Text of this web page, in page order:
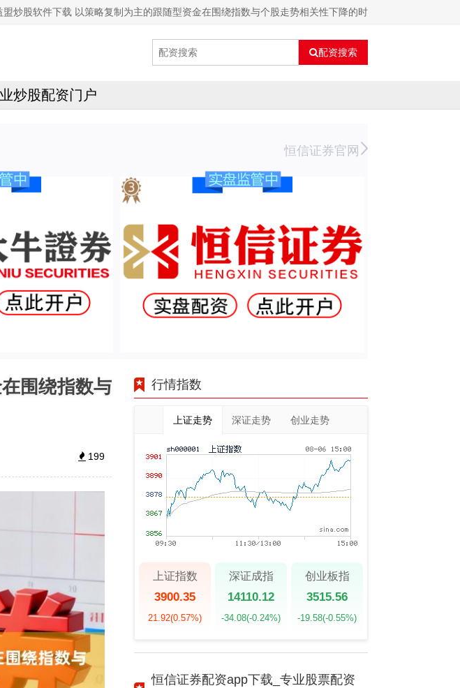
盟炒股软件下载 以策略复制为主的跟随型资金在围绕指数与个股走势相关性下降的时
配资搜索
炒股配资门户
恒信证券官网
围绕指数与
199
行情指数
上证走势 深证走势 创业走势
上证指数
3900.35
21.92(0.57%)
深证成指
14110.12
-34.08(-0.24%)
创业板指
3515.56
-19.58(-0.55%)
恒信证券配资app下载_专业股票配资